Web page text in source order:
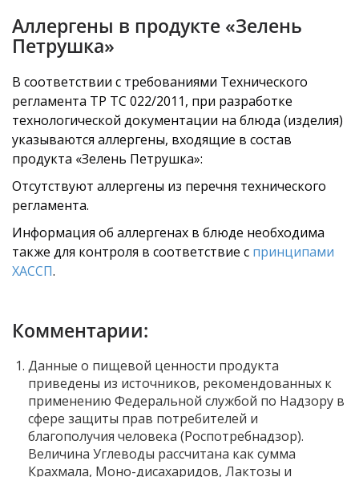
Аллергены в продукте «Зелень
Петрушка»
В соответствии с требованиями Технического
регламента ТР ТС 022/2011, при разработке
технологической документации на блюда (изделия)
указываются аллергены, входящие в состав
продукта «Зелень Петрушка»:
Отсутствуют аллергены из перечня технического
регламента.
Информация об аллергенах в блюде необходима
также для контроля в соответствие с принципами
ХАССП.
Комментарии:
Данные о пищевой ценности продукта
приведены из источников, рекомендованных к
применению Федеральной службой по Надзору в
сфере защиты прав потребителей и
благополучия человека (Роспотребнадзор).
Величина Углеводы рассчитана как сумма
Крахмала, Моно-дисахаридов, Лактозы и